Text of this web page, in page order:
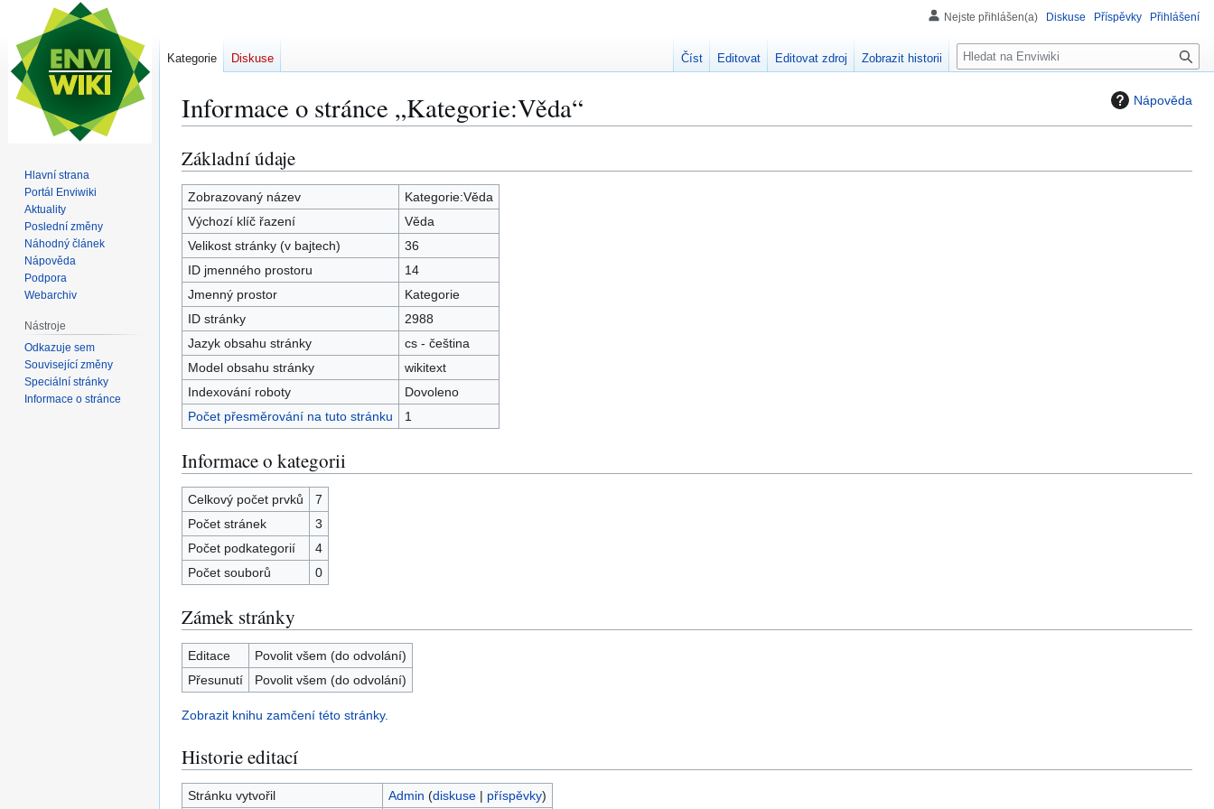
Nápověda
Informace o stránce „Kategorie:Věda“
Skočit
na
navigaci
Skočit
na
vyhledávání
Základní údaje
Zobrazovaný název
Kategorie:Věda
Výchozí klíč řazení
Věda
Velikost stránky (v bajtech)
36
ID jmenného prostoru
14
Jmenný prostor
Kategorie
ID stránky
2988
Jazyk obsahu stránky
cs - čeština
Model obsahu stránky
wikitext
Indexování roboty
Dovoleno
Počet přesměrování na tuto stránku
1
Informace o kategorii
Celkový počet prvků
7
Počet stránek
3
Počet podkategorií
4
Počet souborů
0
Zámek stránky
Editace
Povolit všem (do odvolání)
Přesunutí
Povolit všem (do odvolání)
Zobrazit knihu zamčení této stránky.
Historie editací
Stránku vytvořil Admin (diskuse| příspěvky)
Nejste přihlášen(a) Diskuse Příspěvky Přihlášení
Kategorie Diskuse Číst Editovat Editovat zdroj Zobrazit historii
H
l
á
í
Hlavní strana
Portál Enviwiki
Aktuality
Poslední změny
Náhodný článek
Nápověda
Podpora
Webarchiv
Nástroje
Odkazuje sem
Související změny
Speciální stránky
Informace o stránce